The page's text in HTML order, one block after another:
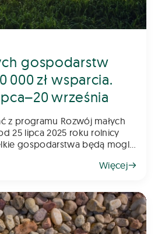
gospodarstw
000 zł wsparcia.
września
z programu Rozwój małych
gospodarstwa będą mogli
Więcej